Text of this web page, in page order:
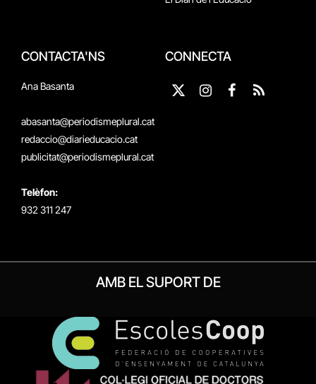
CONTACTA'NS
Ana Basanta
abasanta@periodismeplural.cat
redaccio@diarieducacio.cat
publicitat@periodismeplural.cat
Telèfon:
932 311 247
CONNECTA
X
Instagram
Facebook
RSS
AMB EL SUPORT DE